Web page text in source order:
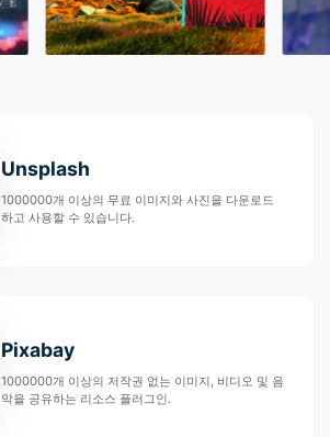
Unsplash
1000000개 이상의 무료 이미지와 사진을 다운로드
하고 사용할 수 있습니다.
Pixabay
1000000개 이상의 저작권 없는 이미지, 비디오 및 음
악을 공유하는 리소스 플러그인.